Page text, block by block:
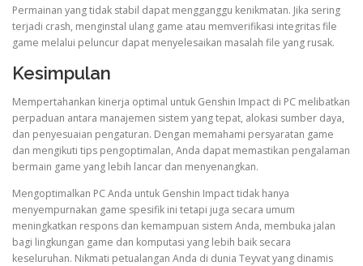
Permainan yang tidak stabil dapat mengganggu kenikmatan. Jika sering
terjadi crash, menginstal ulang game atau memverifikasi integritas file
game melalui peluncur dapat menyelesaikan masalah file yang rusak.
Kesimpulan
Mempertahankan kinerja optimal untuk Genshin Impact di PC melibatkan
perpaduan antara manajemen sistem yang tepat, alokasi sumber daya,
dan penyesuaian pengaturan. Dengan memahami persyaratan game
dan mengikuti tips pengoptimalan, Anda dapat memastikan pengalaman
bermain game yang lebih lancar dan menyenangkan.
Mengoptimalkan PC Anda untuk Genshin Impact tidak hanya
menyempurnakan game spesifik ini tetapi juga secara umum
meningkatkan respons dan kemampuan sistem Anda, membuka jalan
bagi lingkungan game dan komputasi yang lebih baik secara
keseluruhan. Nikmati petualangan Anda di dunia Teyvat yang dinamis